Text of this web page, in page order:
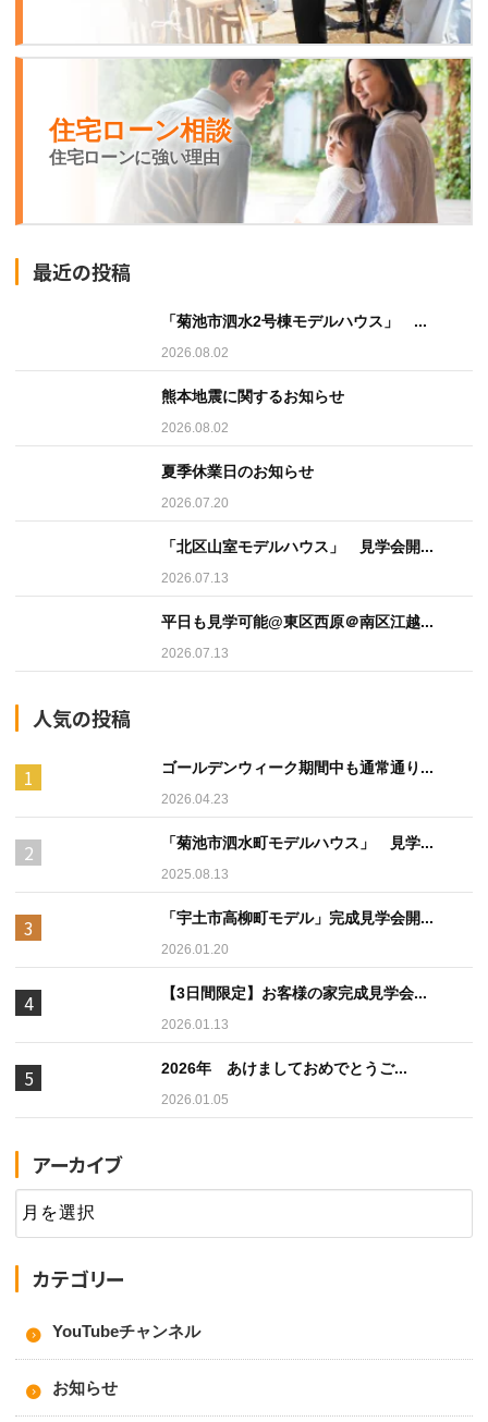
住宅ローン相談
住宅ローンに強い理由
最近の投稿
「菊池市泗水2号棟モデルハウス」 ...
2026.08.02
熊本地震に関するお知らせ
2026.08.02
夏季休業日のお知らせ
2026.07.20
「北区山室モデルハウス」 見学会開...
2026.07.13
平日も見学可能@東区西原＠南区江越...
2026.07.13
人気の投稿
ゴールデンウィーク期間中も通常通り...
2026.04.23
「菊池市泗水町モデルハウス」 見学...
2025.08.13
「宇土市高柳町モデル」完成見学会開...
2026.01.20
【3日間限定】お客様の家完成見学会...
2026.01.13
2026年 あけましておめでとうご...
2026.01.05
アーカイブ
カテゴリー
YouTubeチャンネル
お知らせ